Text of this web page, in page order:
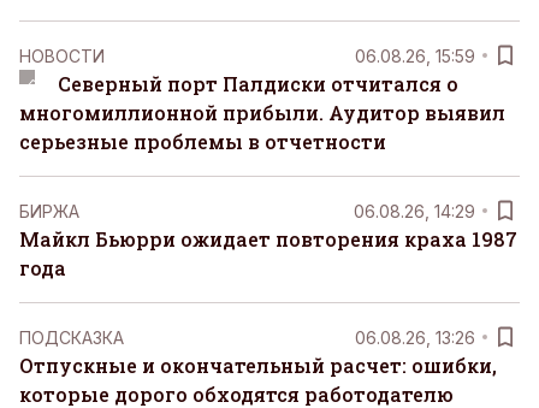
НОВОСТИ 06.08.26, 15:59
Северный порт Палдиски отчитался о
многомиллионной прибыли. Аудитор выявил
серьезные проблемы в отчетности
БИРЖА 06.08.26, 14:29
Майкл Бьюрри ожидает повторения краха 1987
года
ПОДСКАЗКА 06.08.26, 13:26
Отпускные и окончательный расчет: ошибки,
которые дорого обходятся работодателю